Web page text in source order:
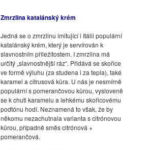
Zmrzlina katalánský krém
Jedná se o zmrzlinu imitující i Itálii populární
katalánský krém, který je servírován k
slavnostním příležitostem. I zmrzlina má
určitý „slavnostnější ráz“. Přidává se skořice
ve formě výluhu (za studena i za tepla), také
karamel a citrusová kůra. U nás je nesmírně
populární s pomerančovou kůrou, vysloveně
se k chuti karamelu a lehkému skořicovému
podtónu hodí. Neznamená to však, že by
někomu nezachutnala varianta s citrónovou
kůrou, případně směs citrónová +
pomerančová.